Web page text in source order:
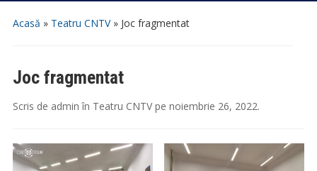
Acasă » Teatru CNTV» Joc fragmentat
Joc fragmentat
Scris de admin în Teatru CNTVpe noiembrie 26, 2022.